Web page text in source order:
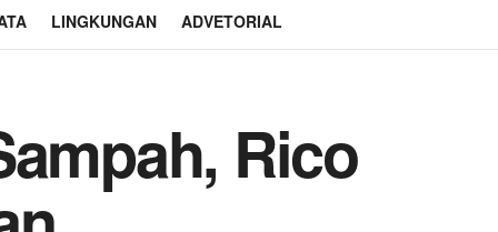
LINGKUNGAN ADVETORIAL
Rico